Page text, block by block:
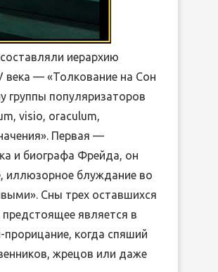
иерархию
века — «Толкование на Сон
группы популяризаторов
visio, oraculum,
Первая —
и биографа Фрейда, он
иллюзорное блуждание во
Сны трех оставшихся
является в
когда спяший
жрецов или даже